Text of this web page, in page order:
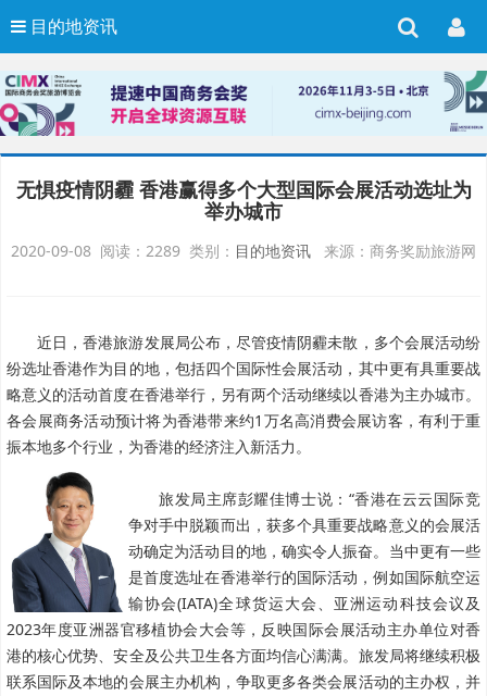
目的地资讯
无惧疫情阴霾 香港赢得多个大型国际会展活动选址为
举办城市
2020-09-08 阅读：2289 类别： 目的地资讯 来源：商务奖励旅游网
近日，香港旅游发展局公布，尽管疫情阴霾未散，多个会展活动纷
纷选址香港作为目的地，包括四个国际性会展活动，其中更有具重要战
略意义的活动首度在香港举行，另有两个活动继续以香港为主办城市。
各会展商务活动预计将为香港带来约1万名高消费会展访客，有利于重
振本地多个行业，为香港的经济注入新活力。
旅发局主席彭耀佳博士说：“香港在云云国际竞
争对手中脱颖而出，获多个具重要战略意义的会展活
动确定为活动目的地，确实令人振奋。当中更有一些
是首度选址在香港举行的国际活动，例如国际航空运
输协会(IATA)全球货运大会、亚洲运动科技会议及
2023年度亚洲器官移植协会大会等，反映国际会展活动主办单位对香
港的核心优势、安全及公共卫生各方面均信心满满。旅发局将继续积极
联系国际及本地的会展主办机构，争取更多各类会展活动的主办权，并